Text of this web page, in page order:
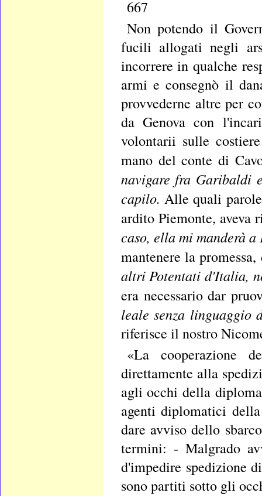
667
Non potendo il
fucili allogati negli
incorrere in qualche
armi e consegnò il
provvederne altre per
da Genova con
volontarii sulle
mano del conte di
navigare fra Garibaldi
capilo.Alle quali
ardito Piemonte, aveva
caso, ella mi manderà
mantenere la
altri Potentati d'Italia,
era necessario dar
leale senza linguaggio
riferisce il nostro
«La cooperazione
direttamente alla
agli occhi della
agenti diplomatici
dare avviso dello
termini: - Malgrado
d'impedire spedizione
sono partiti sotto gli